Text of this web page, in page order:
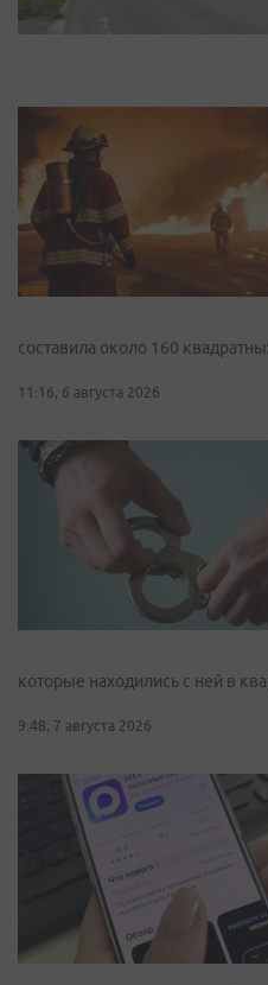
составила около 160
11:16, 6 августа 2026
которые находились с ней в
9:48, 7 августа 2026